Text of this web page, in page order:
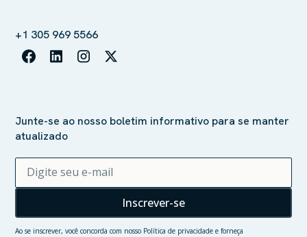
Junte-se ao nosso boletim informativo para se manter
atualizado
Ao se inscrever, você concorda com nosso Política de privacidade e forneça
+1 305 969 5566